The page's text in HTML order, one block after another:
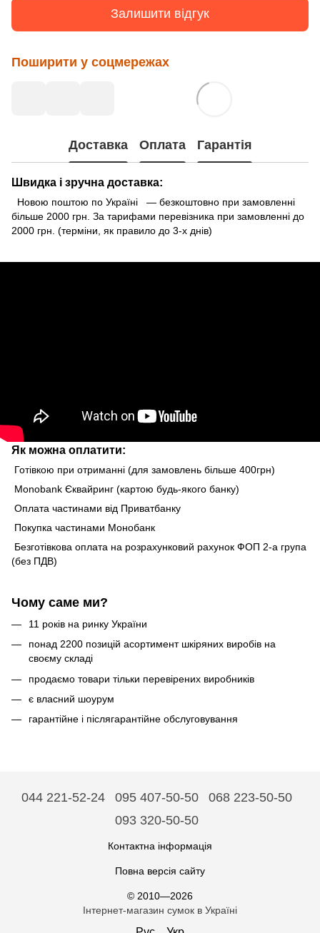
Залишити відгук
Поширити у соцмережах
Доставка Оплата Гарантія
Швидка і зручна доставка:
Новою поштою по Україні — безкоштовно при замовленні
більше 2000 грн. За тарифами перевізника при замовленні до
2000 грн. (терміни, як правило до 3-х днів)
Як можна оплатити:
Готівкою при отриманні (для замовлень більше 400грн)
Monobank Єквайринг (картою будь-якого банку)
Оплата частинами від Приватбанку
Покупка частинами Монобанк
Безготівкова оплата на розрахунковий рахунок ФОП 2-а група
(без ПДВ)
Чому саме ми?
11 років на ринку України
понад 2200 позицій асортимент шкіряних виробів на
своєму складі
продаємо товари тільки перевірених виробників
є власний шоурум
гарантійне і післягарантійне обслуговування
044 221-52-24 095 407-50-50
068 223-50-50
093 320-50-50
Контактна інформація
Повна версія сайту
© 2010—2026
Інтернет-магазин сумок в Україні